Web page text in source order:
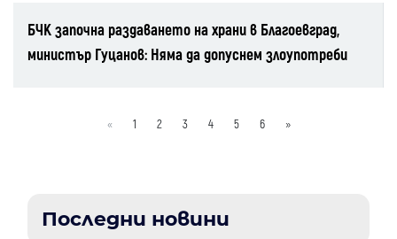
БЧК започна раздаването на храни в Благоевград,
министър Гуцанов: Няма да допуснем злоупотреби
« 1 2 3 4 5 6 »
Последни новини